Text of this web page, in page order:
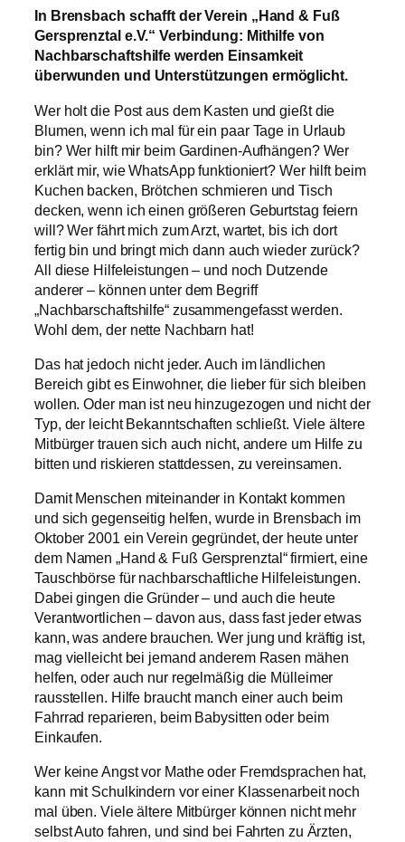
In Brensbach schafft der Verein „Hand & Fuß
Gersprenztal e.V.“ Verbindung: Mithilfe von
Nachbarschaftshilfe werden Einsamkeit
überwunden und Unterstützungen ermöglicht.
Wer holt die Post aus dem Kasten und gießt die
Blumen, wenn ich mal für ein paar Tage in Urlaub
bin? Wer hilft mir beim Gardinen-Aufhängen? Wer
erklärt mir, wie WhatsApp funktioniert? Wer hilft beim
Kuchen backen, Brötchen schmieren und Tisch
decken, wenn ich einen größeren Geburtstag feiern
will? Wer fährt mich zum Arzt, wartet, bis ich dort
fertig bin und bringt mich dann auch wieder zurück?
All diese Hilfeleistungen – und noch Dutzende
anderer – können unter dem Begriff
„Nachbarschaftshilfe“ zusammengefasst werden.
Wohl dem, der nette Nachbarn hat!
Das hat jedoch nicht jeder. Auch im ländlichen
Bereich gibt es Einwohner, die lieber für sich bleiben
wollen. Oder man ist neu hinzugezogen und nicht der
Typ, der leicht Bekanntschaften schließt. Viele ältere
Mitbürger trauen sich auch nicht, andere um Hilfe zu
bitten und riskieren stattdessen, zu vereinsamen.
Damit Menschen miteinander in Kontakt kommen
und sich gegenseitig helfen, wurde in Brensbach im
Oktober 2001 ein Verein gegründet, der heute unter
dem Namen „Hand & Fuß Gersprenztal“ firmiert, eine
Tauschbörse für nachbarschaftliche Hilfeleistungen.
Dabei gingen die Gründer – und auch die heute
Verantwortlichen – davon aus, dass fast jeder etwas
kann, was andere brauchen. Wer jung und kräftig ist,
mag vielleicht bei jemand anderem Rasen mähen
helfen, oder auch nur regelmäßig die Mülleimer
rausstellen. Hilfe braucht manch einer auch beim
Fahrrad reparieren, beim Babysitten oder beim
Einkaufen.
Wer keine Angst vor Mathe oder Fremdsprachen hat,
kann mit Schulkindern vor einer Klassenarbeit noch
mal üben. Viele ältere Mitbürger können nicht mehr
selbst Auto fahren, und sind bei Fahrten zu Ärzten,